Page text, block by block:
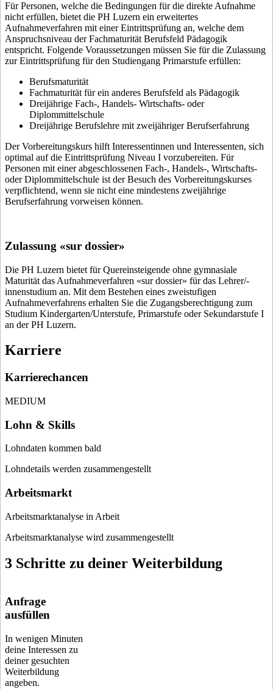
Für Personen, welche die Bedingungen für die direkte Aufnahme
nicht erfüllen, bietet die PH Luzern ein erweitertes
Aufnahmeverfahren mit einer Eintrittsprüfung an, welche dem
Anspruchsniveau der Fachmaturität Berufsfeld Pädagogik
entspricht. Folgende Voraussetzungen müssen Sie für die Zulassung
zur Eintrittsprüfung für den Studiengang Primarstufe erfüllen:
Berufsmaturität
Fachmaturität für ein anderes Berufsfeld als Pädagogik
Dreijährige Fach-, Handels- Wirtschafts- oder
Diplommittelschule
Dreijährige Berufslehre mit zweijähriger Berufserfahrung
Der Vorbereitungskurs hilft Interessentinnen und Interessenten, sich
optimal auf die Eintrittsprüfung Niveau I vorzubereiten. Für
Personen mit einer abgeschlossenen Fach-, Handels-, Wirtschafts-
oder Diplommittelschule ist der Besuch des Vorbereitungskurses
verpflichtend, wenn sie nicht eine mindestens zweijährige
Berufserfahrung vorweisen können.
Zulassung «sur dossier»
Die PH Luzern bietet für Quereinsteigende ohne gymnasiale
Maturität das Aufnahmeverfahren «sur dossier» für das Lehrer/-
innenstudium an. Mit dem Bestehen eines zweistufigen
Aufnahmeverfahrens erhalten Sie die Zugangsberechtigung zum
Studium Kindergarten/Unterstufe, Primarstufe oder Sekundarstufe I
an der PH Luzern.
Karriere
Karrierechancen
MEDIUM
Lohn & Skills
Lohndaten kommen bald
Lohndetails werden zusammengestellt
Arbeitsmarkt
Arbeitsmarktanalyse in Arbeit
Arbeitsmarktanalyse wird zusammengestellt
3 Schritte zu deiner Weiterbildung
Anfrage
ausfüllen
In wenigen Minuten
deine Interessen zu
deiner gesuchten
Weiterbildung
angeben.